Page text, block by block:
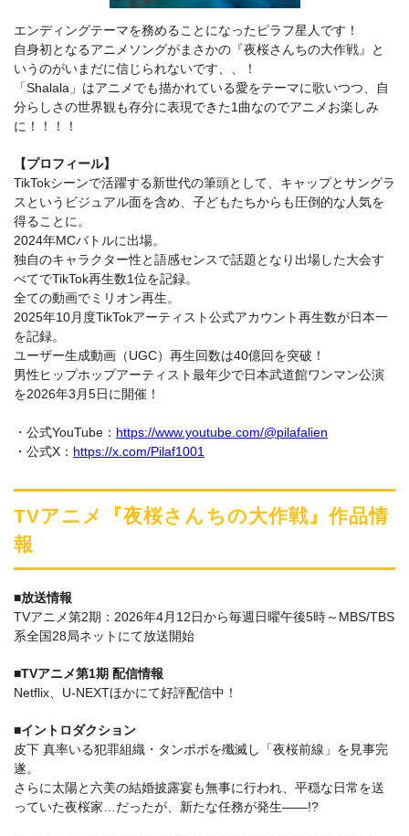
エンディングテーマを務めることになったピラフ星人です！
自身初となるアニメソングがまさかの『夜桜さんちの大作戦』と
いうのがいまだに信じられないです、、！
「Shalala」はアニメでも描かれている愛をテーマに歌いつつ、自
分らしさの世界観も存分に表現できた1曲なのでアニメお楽しみ
に！！！！
【プロフィール】
TikTokシーンで活躍する新世代の筆頭として、キャップとサングラ
スというビジュアル面を含め、子どもたちからも圧倒的な人気を
得ることに。
2024年MCバトルに出場。
独自のキャラクター性と語感センスで話題となり出場した大会す
べてでTikTok再生数1位を記録。
全ての動画でミリオン再生。
2025年10月度TikTokアーティスト公式アカウント再生数が日本一
を記録。
ユーザー生成動画（UGC）再生回数は40億回を突破！
男性ヒップホップアーティスト最年少で日本武道館ワンマン公演
を2026年3月5日に開催！
・公式YouTube： https://www.youtube.com/@pilafalien
・公式X： https://x.com/Pilaf1001
TVアニメ『夜桜さんちの大作戦』作品情
報
■放送情報
TVアニメ第2期：2026年4月12日から毎週日曜午後5時～MBS/TBS
系全国28局ネットにて放送開始
■TVアニメ第1期 配信情報
Netflix、U-NEXTほかにて好評配信中！
■イントロダクション
皮下 真率いる犯罪組織・タンポポを殲滅し「夜桜前線」を見事完
遂。
さらに太陽と六美の結婚披露宴も無事に行われ、平穏な日常を送
っていた夜桜家…だったが、新たな任務が発生――!?